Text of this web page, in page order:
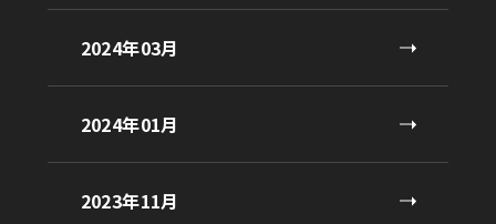
2024年03月
2024年01月
2023年11月